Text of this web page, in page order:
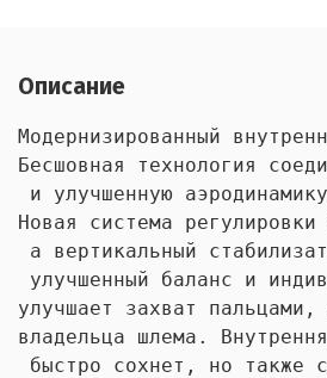
Описание
Модернизированный
Бесшовная технология
и улучшенную
Новая система
а вертикальный
улучшенный баланс и
улучшает захват
владельца шлема.
быстро сохнет, но также